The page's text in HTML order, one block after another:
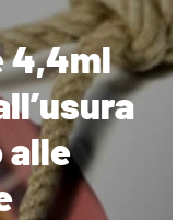
4,4ml
alle